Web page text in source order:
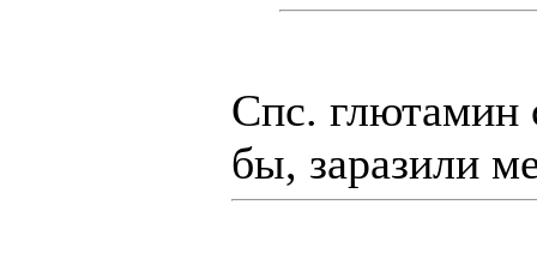
Спс. глютамин
бы, заразили